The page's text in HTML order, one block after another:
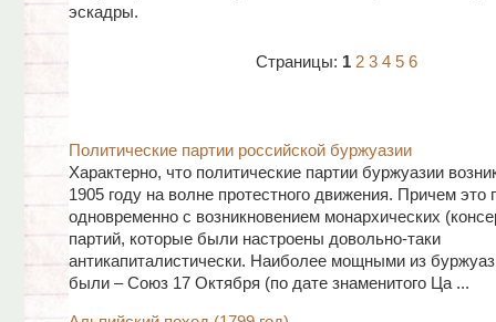
эскадры.
Страницы: 1 2 3 4 5 6
Политические партии российской буржуазии
Характерно, что политические партии буржуазии
1905 году на волне протестного движения. Причем это
одновременно с возникновением монархических
партий, которые были настроены довольно-таки
антикапиталистически. Наиболее мощными из
были – Союз 17 Октября (по дате знаменитого Ца ...